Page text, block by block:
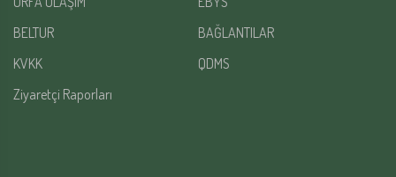
BELTUR
BAĞLANTILAR
KVKK
QDMS
Ziyaretçi Raporları